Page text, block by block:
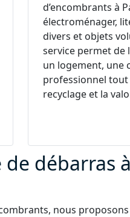
d’encombrants à
électroménager,
divers et objets
service permet
un logement, une
professionnel
recyclage et la
débarras
nous